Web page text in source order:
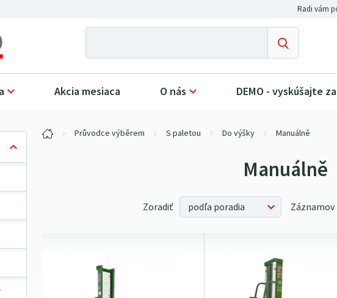
Akcia mesiaca O nás DEMO - vyskúšajte
Průvodce výběrem S paletou Do výšky Manuálně
Manuálně
Zoradiť